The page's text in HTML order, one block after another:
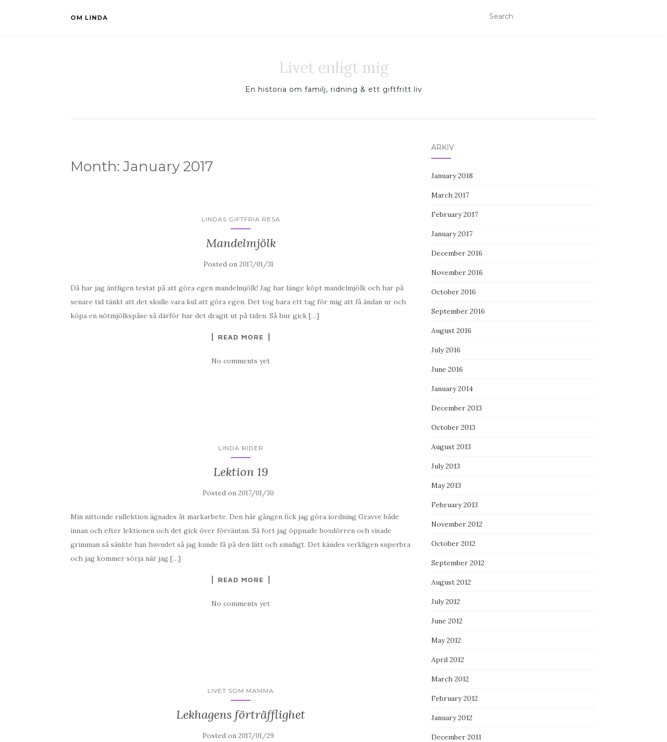
OM LINDA
Livet enligt mig
En historia om familj, ridning & ett giftfritt liv
Month: January 2017
LINDAS GIFTFRIA RESA
Mandelmjölk
Posted on 2017/01/31
Då har jag äntligen testat på att göra egen mandelmjölk! Jag har länge köpt mandelmjölk och har på
senare tid tänkt att det skulle vara kul att göra egen. Det tog bara ett tag för mig att få ändan ur och
köpa en nötmjölkspåse så därför har det dragit ut på tiden. Så hur gick […]
READ MORE
No comments yet
LINDA RIDER
Lektion 19
Posted on2017/01/30
Min nittonde ridlektion ägnades åt markarbete. Den här gången fick jag göra iordning Gravve både
innan och efter lektionen och det gick över förväntan. Så fort jag öppnade boxdörren och visade
grimman så sänkte han huvudet så jag kunde få på den lätt och smidigt. Det kändes verkligen superbra
och jag kommer sörja när jag […]
READ MORE
No comments yet
LIVET SOM MAMMA
Lekhagens förträfflighet
Posted on2017/01/29
ARKIV
January 2018
March 2017
February 2017
January 2017
December 2016
November 2016
October 2016
September 2016
August 2016
July 2016
June 2016
January 2014
December 2013
October 2013
August 2013
July 2013
May 2013
February 2013
November 2012
October 2012
September 2012
August 2012
July 2012
June 2012
May 2012
April 2012
March 2012
February 2012
January 2012
December 2011